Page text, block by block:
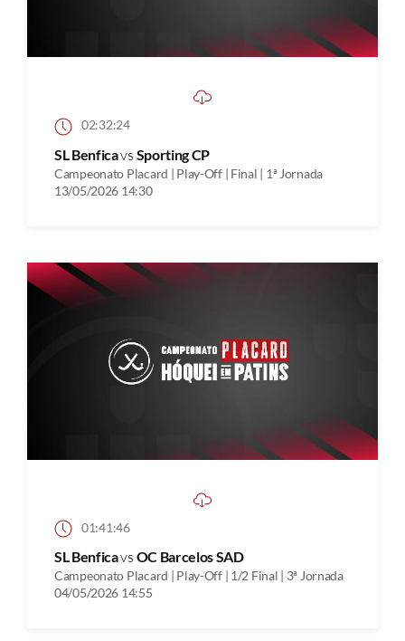
02:32:24
SL Benficavs Sporting CP
Campeonato Placard | Play-Off | Final | 1ª Jornada
13/05/2026 14:30
01:41:46
SL Benficavs OC Barcelos SAD
Campeonato Placard | Play-Off | 1/2 Final | 3ª Jornada
04/05/2026 14:55